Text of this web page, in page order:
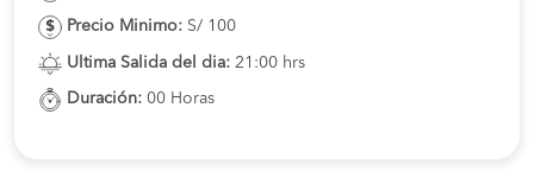
Precio Minimo: S/ 100
Ultima Salida del dia: 21:00 hrs
Duración: 00 Horas